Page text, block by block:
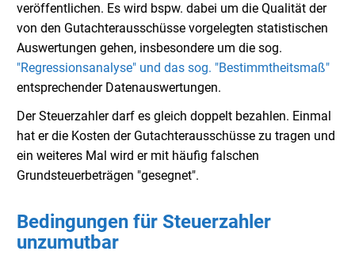
veröffentlichen. Es wird bspw. dabei um die Qualität der
von den Gutachterausschüsse vorgelegten statistischen
Auswertungen gehen, insbesondere um die sog.
"Regressionsanalyse" und das sog. "Bestimmtheitsmaß"
entsprechender Datenauswertungen.
Der Steuerzahler darf es gleich doppelt bezahlen. Einmal
hat er die Kosten der Gutachterausschüsse zu tragen und
ein weiteres Mal wird er mit häufig falschen
Grundsteuerbeträgen "gesegnet".
Bedingungen für Steuerzahler
unzumutbar